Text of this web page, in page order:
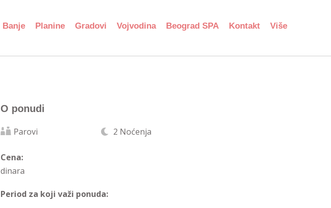
Banje Planine Gradovi Vojvodina Beograd SPA Kontakt Više
O ponudi
Parovi 2 Noćenja
Cena:
dinara
Period za koji važi ponuda: